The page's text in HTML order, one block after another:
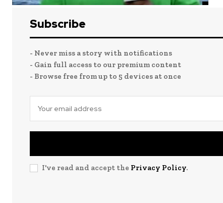
Subscribe
- Never miss a story with notifications
- Gain full access to our premium content
- Browse free from up to 5 devices at once
I've read and accept the Privacy Policy.